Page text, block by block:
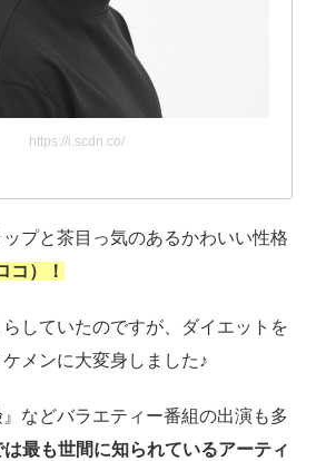
https://i.scdn.co/
プと茶目っ気のあるかわいい性格
コ）！
していたのですが、ダイエットを
メンに大変身しました♪
』などバラエティー番組の出演も多
最も世間に知られているアーティ